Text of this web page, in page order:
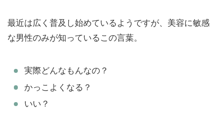
最近は広く普及し始めているようですが、美容に敏感
な男性のみが知っているこの言葉。
実際どんなもんなの？
かっこよくなる？
いい？